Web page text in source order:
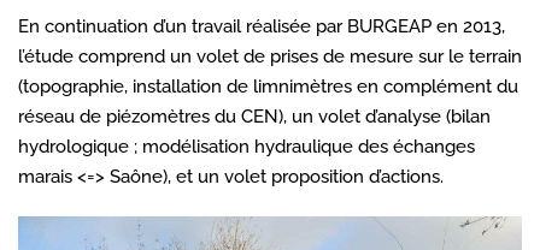
En continuation d’un travail réalisée par BURGEAP en 2013,
l’étude comprend un volet de prises de mesure sur le terrain
(topographie, installation de limnimètres en complément du
réseau de piézomètres du CEN), un volet d’analyse (bilan
hydrologique ; modélisation hydraulique des échanges
marais <=> Saône), et un volet proposition d’actions.